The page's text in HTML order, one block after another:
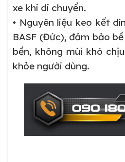
xe khi di chuyển.
• Nguyên liệu keo kết
BASF (Đức), đảm bảo
bền, không mùi khó
khỏe người dùng.